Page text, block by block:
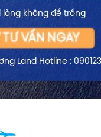
lòng không để trống
VẤN NGAY
Land Hotline :